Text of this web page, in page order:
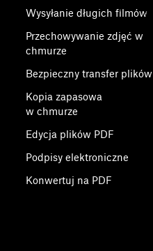
Wysyłanie długich filmów
Przechowywanie zdjęć w
chmurze
Bezpieczny transfer plików
Kopia zapasowa
w chmurze
Edycja plików PDF
Podpisy elektroniczne
Konwertuj na PDF